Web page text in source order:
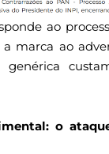
ao
marca ao
genérica
o